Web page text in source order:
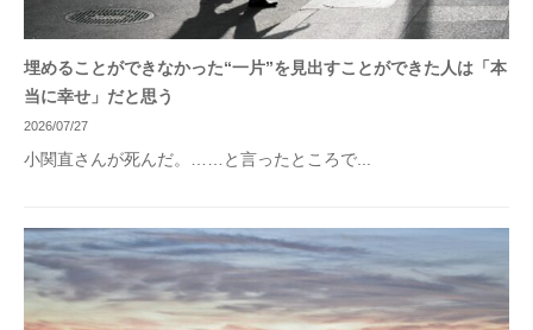
埋めることができなかった“一片”を見出すことができた人は「本
当に幸せ」だと思う
2026/07/27
小関直さんが死んだ。……と言ったところで...